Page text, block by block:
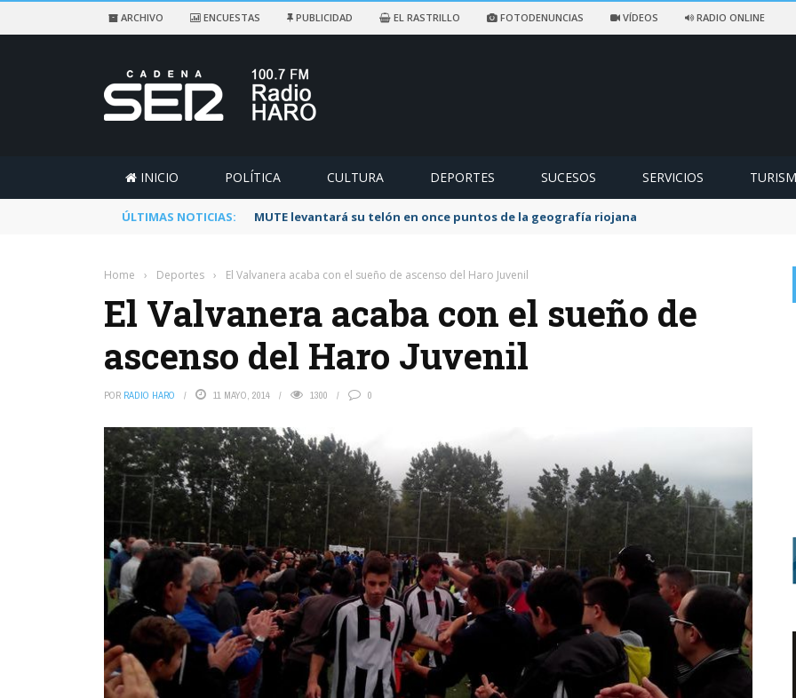
ARCHIVO ENCUESTAS PUBLICIDAD EL RASTRILLO FOTODENUNCIAS VÍDEOS RADIO ONLINE
INICIO POLÍTICA CULTURA DEPORTES SUCESOS SERVICIOS
ÚLTIMAS NOTICIAS: Rescatado un ciclista accidentado en un sendero de Ezcaray
Home › Deportes › El Valvanera acaba con el sueño de ascenso del Haro Juvenil
El Valvanera acaba con el sueño de
ascenso del Haro Juvenil
POR RADIO HARO 11 MAYO, 2014 1300 0